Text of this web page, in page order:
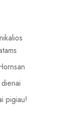
pigiau!